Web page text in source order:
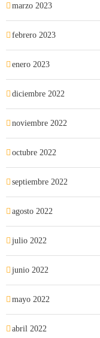
marzo 2023
febrero 2023
enero 2023
diciembre 2022
noviembre 2022
octubre 2022
septiembre 2022
agosto 2022
julio 2022
junio 2022
mayo 2022
abril 2022